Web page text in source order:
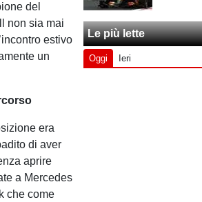
del
non sia mai
estivo
un
era
di aver
aprire
a Mercedes
che come
Le più lette
Oggi Ieri